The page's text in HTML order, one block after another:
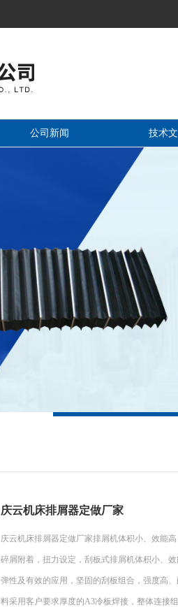
公司新闻 技术
庆云机床排屑器定做厂家
庆云机床排屑器定做厂家排屑机体积小、效能
碎屑附着，扭力设定，刮板式排屑机体积小、
弹性及有效的应用，坚固的刮板组合，强度高
料采用客户要求厚度的A3冷板焊接，整体连接组